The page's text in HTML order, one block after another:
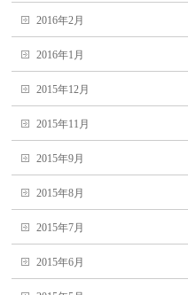
2016年2月
2016年1月
2015年12月
2015年11月
2015年9月
2015年8月
2015年7月
2015年6月